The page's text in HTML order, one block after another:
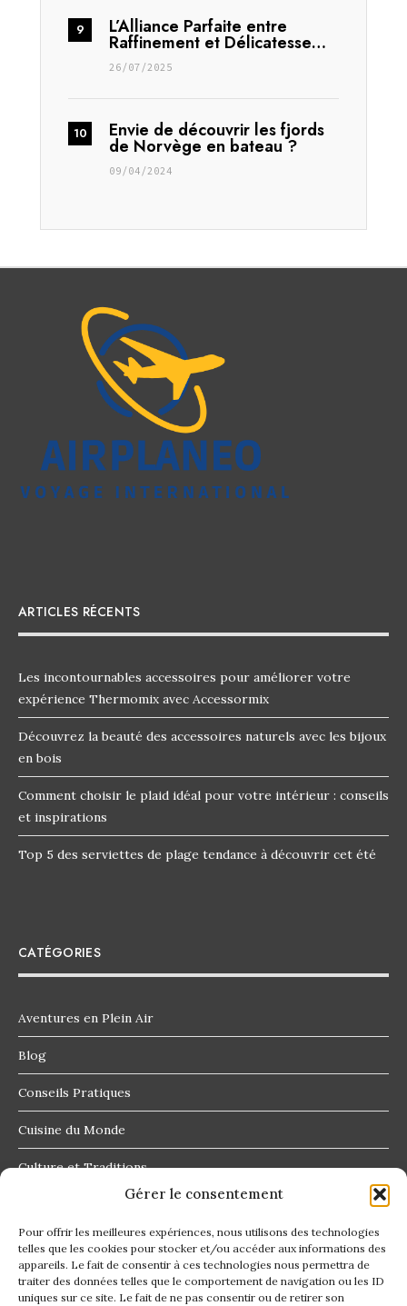
Gérer le consentement
Pour offrir les meilleures expériences, nous utilisons des technologies
telles que les cookies pour stocker et/ou accéder aux informations des
appareils. Le fait de consentir à ces technologies nous permettra de
traiter des données telles que le comportement de navigation ou les ID
uniques sur ce site. Le fait de ne pas consentir ou de retirer son
L’Alliance Parfaite entre
Raffinement et Délicatesse…
26/07/2025
Envie de découvrir les fjords
de Norvège en bateau ?
09/04/2024
ARTICLES RÉCENTS
Les incontournables accessoires pour améliorer votre
expérience Thermomix avec Accessormix
Découvrez la beauté des accessoires naturels avec les bijoux
en bois
Comment choisir le plaid idéal pour votre intérieur : conseils
et inspirations
Top 5 des serviettes de plage tendance à découvrir cet été
CATÉGORIES
Aventures en Plein Air
Blog
Conseils Pratiques
Cuisine du Monde
Culture et Traditions